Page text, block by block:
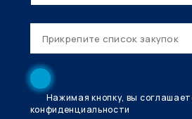
Нажимая кнопку, вы
конфиденциальности